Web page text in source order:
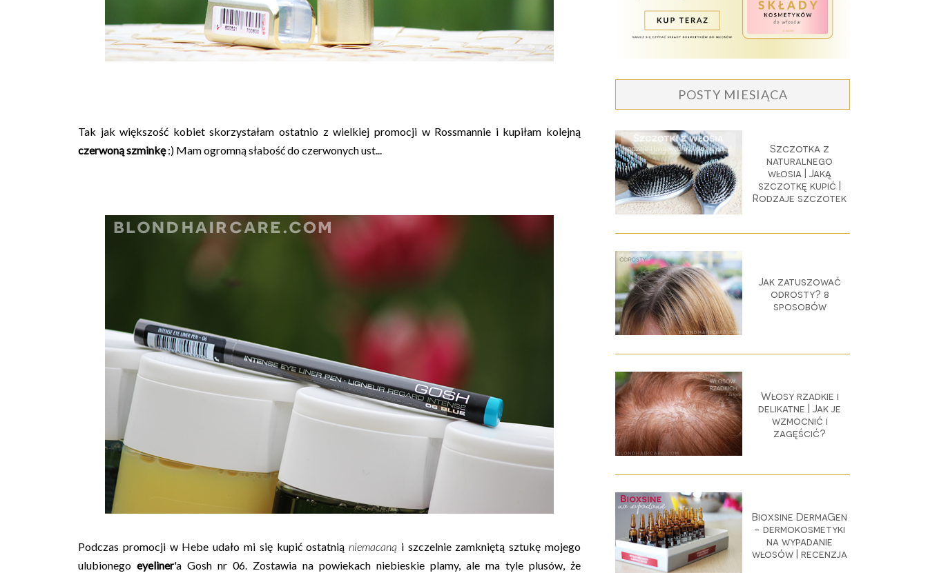
Tak jak większość kobiet skorzystałam ostatnio z wielkiej promocji w Rossmannie i kupiłam kolejną
czerwoną szminkę:) Mam ogromną słabość do czerwonych ust...
Podczas promocji w Hebe udało mi się kupić ostatnią niemacaną i szczelnie zamkniętą sztukę mojego
ulubionego eyeliner'a Gosh nr 06. Zostawia na powiekach niebieskie plamy, ale ma tyle plusów, że
POSTY MIESIĄCA
Szczotka z
naturalnego
włosia | Jaką
szczotkę kupić |
Rodzaje szczotek
Jak zatuszować
odrosty? 8
sposobów
Włosy rzadkie i
delikatne | Jak je
wzmocnić i
zagęścić?
Bioxsine DermaGen
- dermokosmetyki
na wypadanie
włosów | recenzja